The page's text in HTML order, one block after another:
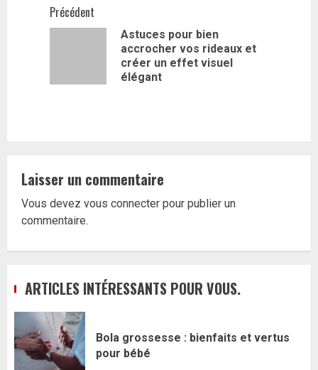
Navigation
d’article
Précédent
Astuces pour bien
accrocher vos rideaux et
créer un effet visuel
élégant
Laisser un commentaire
Vous devez vous connecter pour publier un
commentaire.
ARTICLES INTÉRESSANTS POUR VOUS.
Bola grossesse : bienfaits et vertus
pour bébé